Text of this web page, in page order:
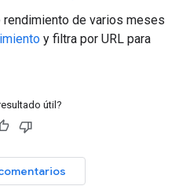
de varios meses
y filtra por URL para
útil?